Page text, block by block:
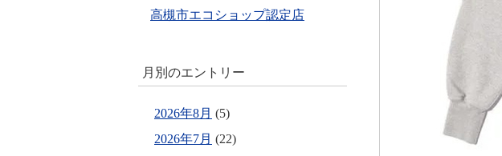
高槻市エコショップ認定店
月別のエントリー
2026年8月 (5)
2026年7月 (22)